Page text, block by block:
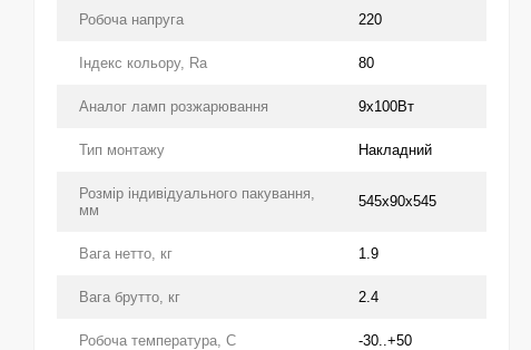
Робоча напруга 220
Індекс кольору, Ra 80
Аналог ламп розжарювання 9х100Вт
Тип монтажу Накладний
Розмір індивідуального пакування,
мм
545x90x545
Вага нетто, кг 1.9
Вага брутто, кг 2.4
Робоча температура, С -30..+50